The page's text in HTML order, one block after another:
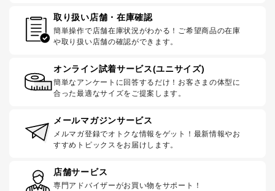
取り扱い店舗・在庫確認
簡単操作で店舗在庫状況がわかる！ご希望商品の在庫
や取り扱い店舗の確認ができます。
オンライン試着サービス(ユニサイズ)
簡単なアンケートに回答するだけ！お客さまの体型に
合った最適なサイズをご提案します。
メールマガジンサービス
メルマガ登録でオトクな情報をゲット！最新情報やお
すすめトピックスをお届けします。
店舗サービス
専門アドバイザーがお買い物をサポート！